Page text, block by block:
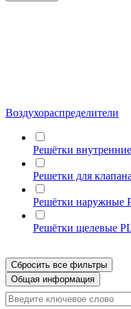
Воздухораспределители
Решётки
Решетки для
Решётки
Решётки щелевые
Сбросить все фильтры
Общая информация